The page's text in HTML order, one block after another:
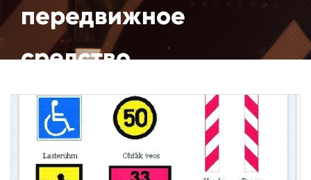
передвижное
средство